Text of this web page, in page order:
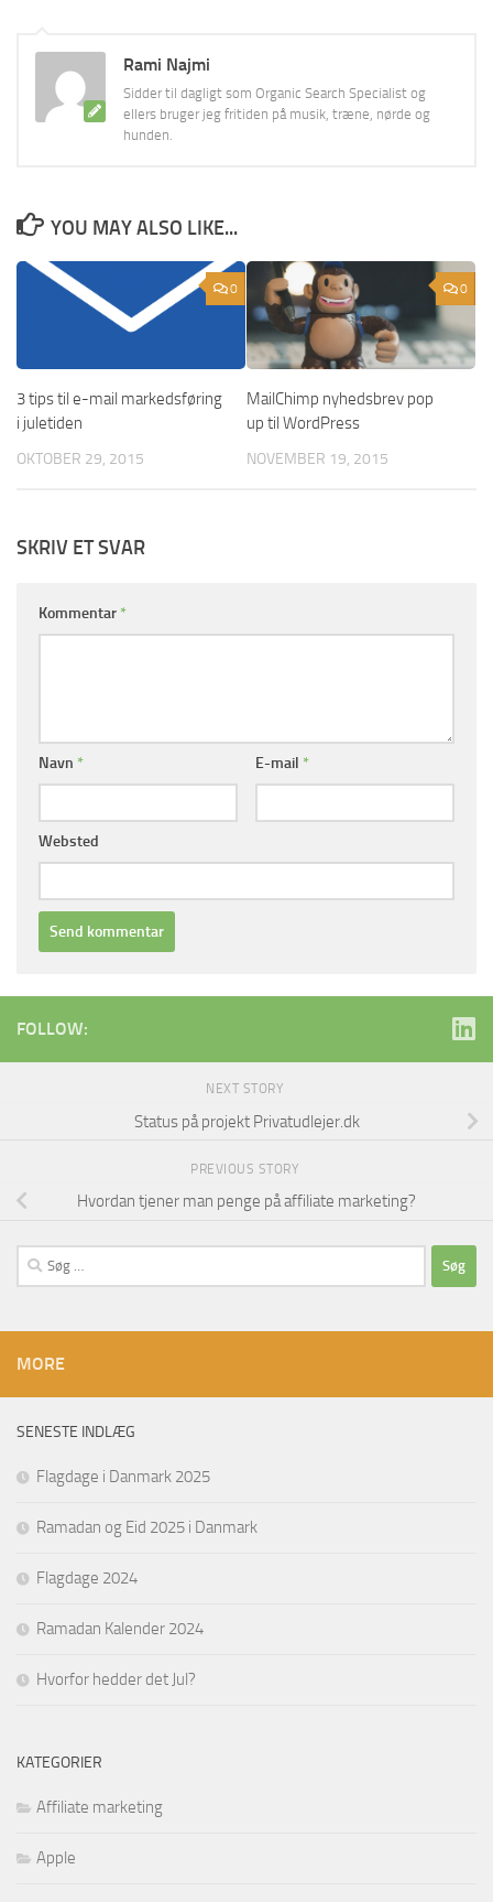
Rami Najmi
Sidder til dagligt som Organic Search Specialist og
ellers bruger jeg fritiden på musik, træne, nørde og
hunden.
YOU MAY ALSO LIKE...
0
3 tips til e-mail markedsføring
i juletiden
OKTOBER 29, 2015
0
MailChimp nyhedsbrev pop
up til WordPress
NOVEMBER 19, 2015
SKRIV ET SVAR
Kommentar *
Navn * E-mail *
Websted
FOLLOW:
NEXT STORY
Status på projekt Privatudlejer.dk
PREVIOUS STORY
Hvordan tjener man penge på affiliate marketing?
Søg
efter:
MORE
SENESTE INDLÆG
Flagdage i Danmark 2025
Ramadan og Eid 2025 i Danmark
Flagdage 2024
Ramadan Kalender 2024
Hvorfor hedder det Jul?
KATEGORIER
Affiliate marketing
Apple